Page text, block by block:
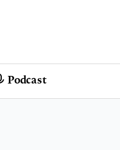
Podcast